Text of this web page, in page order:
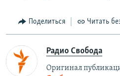
Поделиться Читать
Радио Свобода
Оригинал